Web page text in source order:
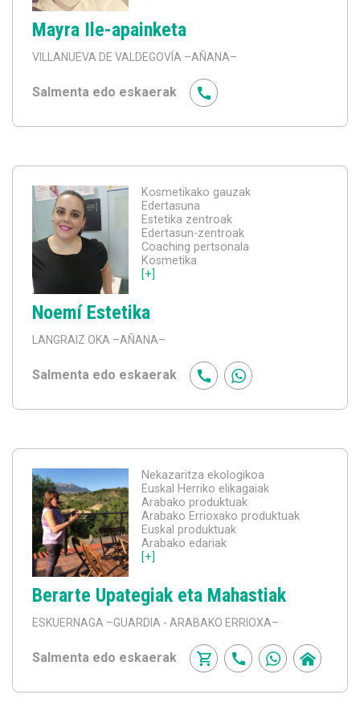
Mayra Ile-apainketa
VILLANUEVA DE VALDEGOVÍA –AÑANA–
Salmenta edo eskaerak
Kosmetikako gauzak
Edertasuna
Estetika zentroak
Edertasun-zentroak
Coaching pertsonala
Kosmetika
[+]
Noemí Estetika
LANGRAIZ OKA –AÑANA–
Salmenta edo eskaerak
Nekazaritza ekologikoa
Euskal Herriko elikagaiak
Arabako produktuak
Arabako Errioxako produktuak
Euskal produktuak
Arabako edariak
[+]
Berarte Upategiak eta Mahastiak
ESKUERNAGA –GUARDIA - ARABAKO ERRIOXA–
Salmenta edo eskaerak